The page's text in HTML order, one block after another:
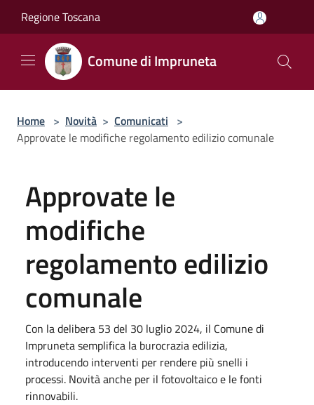
Regione Toscana
Comune di Impruneta
Home > Novità > Comunicati >
Approvate le modifiche regolamento edilizio comunale
Approvate le
modifiche
regolamento edilizio
comunale
Con la delibera 53 del 30 luglio 2024, il Comune di
Impruneta semplifica la burocrazia edilizia,
introducendo interventi per rendere più snelli i
processi. Novità anche per il fotovoltaico e le fonti
rinnovabili.